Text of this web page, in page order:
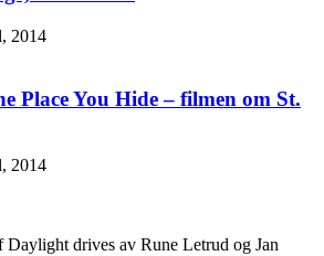
2014
Place You Hide – filmen om St.
2014
drives av Rune Letrud og Jan